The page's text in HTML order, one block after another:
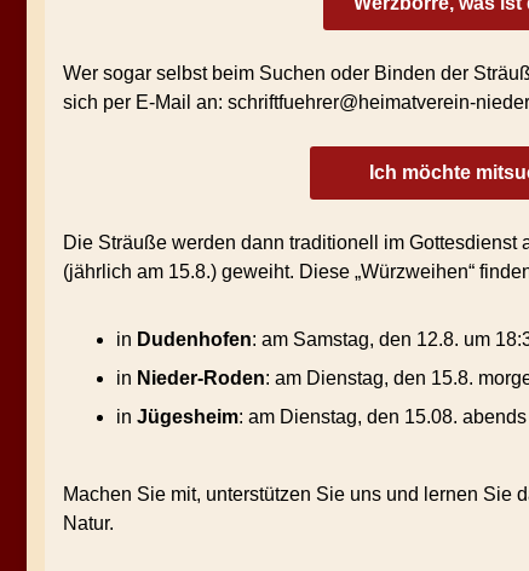
Wer sogar selbst beim Suchen oder Binden der
sich per E-Mail an: schriftfuehrer@heimatverein-
Ich möchte
Die Sträuße werden dann traditionell im Gottesdienst
(jährlich am 15.8.) geweiht. Diese „Würzweihen“
in Dudenhofen: am Samstag, den 12.8. um
in Nieder-Roden: am Dienstag, den 15.8.
in Jügesheim: am Dienstag, den 15.08.
Machen Sie mit, unterstützen Sie uns und lernen
Natur.